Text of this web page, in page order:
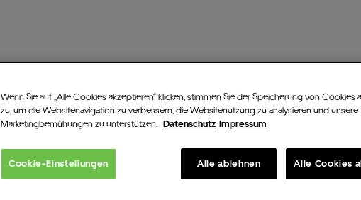
Wenn Sie auf „Alle Cookies akzeptieren“ klicken, stimmen Sie der Speicherung von Cookies
zu, um die Websitenavigation zu verbessern, die Websitenutzung zu analysieren und unsere
Marketingbemühungen zu unterstützen. Datenschutz Impressum
Cookie-Einstellungen Alle ablehnen Alle Cookies